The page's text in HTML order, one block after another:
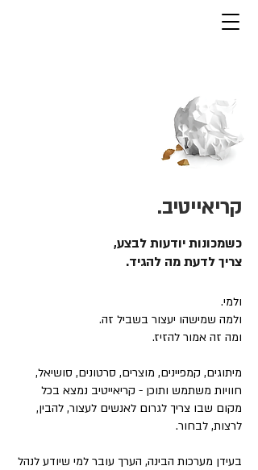
קריאייטיב.
כשמכונות יודעות לבצע,
צריך לדעת מה להגיד.
ולמי.
ולמה שמישהו יעצור בשביל זה.
ומה זה אמור להזיז.
מיתוגים, קמפיינים, מוצרים, סרטונים, סושיאל,
חוויות משתמש ותוכן - קריאייטיב נמצא בכל
מקום שבו צריך לגרום לאנשים לעצור, להבין,
לרצות, לבחור.
בעידן מערכות הבינה, הערך עובר למי שיודע לנהל